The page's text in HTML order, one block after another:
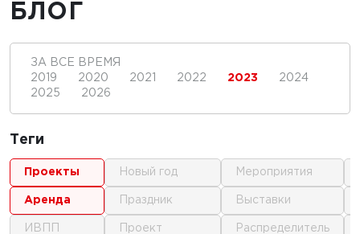
БЛОГ
ЗА ВСЕ ВРЕМЯ
2019
2020 2021 2022 2023
2024
2025
2026
Теги
проекты
аренда
ИВПП
новый год
праздник
проект
мероприятия
выставки
распределитель